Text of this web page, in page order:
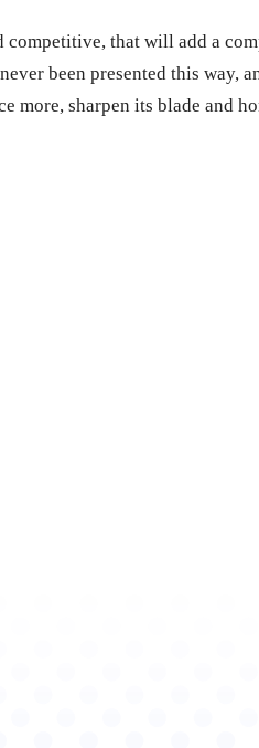
that will add a
been presented this way,
more, sharpen its blade and